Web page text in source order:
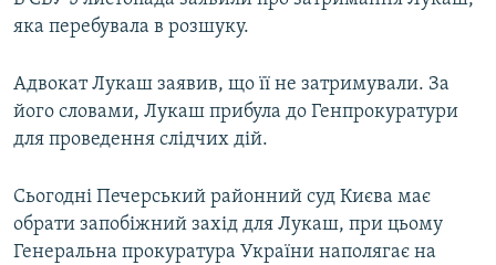
яка перебувала в розшуку.
Адвокат Лукаш заявив, що її не затримували. За
його словами, Лукаш прибула до Генпрокуратури
для проведення слідчих дій.
Сьогодні Печерський районний суд Києва має
обрати запобіжний захід для Лукаш, при цьому
Генеральна прокуратура України наполягає на